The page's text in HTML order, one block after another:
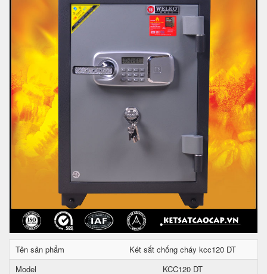
Tên sản phẩm
Két sắt chống cháy kcc120 DT
Model
KCC120 DT